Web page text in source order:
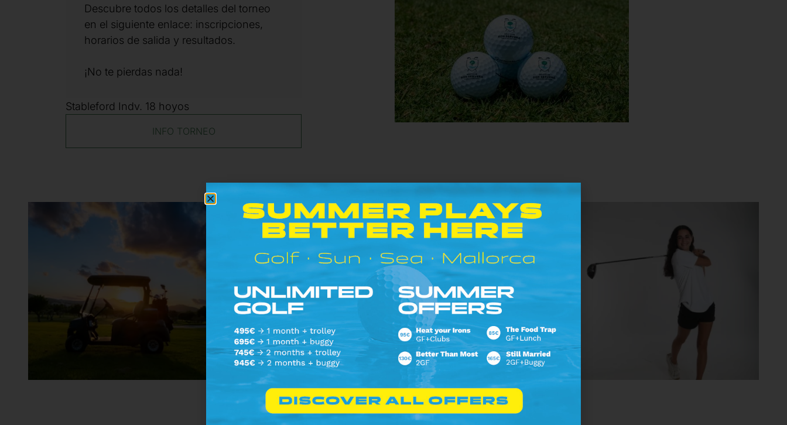
Descubre todos los detalles del torneo
en el siguiente enlace: inscripciones,
horarios de salida y resultados.
¡No te pierdas nada!
Stableford Indv. 18 hoyos
INFO TORNEO
Seguir en Instagram